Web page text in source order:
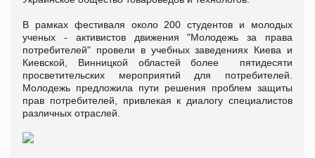
В рамках фестиваля около 200 студентов и молодых
ученых - активистов движения "Молодежь за права
потребителей" провели в учебных заведениях Киева и
Киевской, Винницкой областей более пятидесяти
просветительских мероприятий для потребителей.
Молодежь предложила пути решения проблем защиты
прав потребителей, привлекая к диалогу специалистов
различных отраслей.